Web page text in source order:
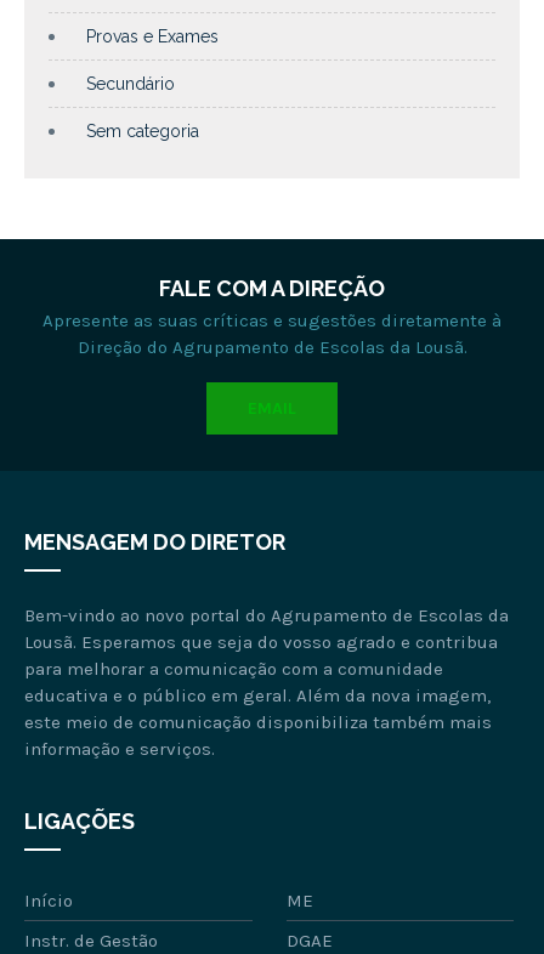
Provas e Exames
Secundário
Sem categoria
FALE COM A DIREÇÃO
Apresente as suas críticas e sugestões diretamente à
Direção do Agrupamento de Escolas da Lousã.
EMAIL
MENSAGEM DO DIRETOR
Bem-vindo ao novo portal do Agrupamento de Escolas da
Lousã. Esperamos que seja do vosso agrado e contribua
para melhorar a comunicação com a comunidade
educativa e o público em geral. Além da nova imagem,
este meio de comunicação disponibiliza também mais
informação e serviços.
LIGAÇÕES
Início
ME
Instr. de Gestão
DGAE